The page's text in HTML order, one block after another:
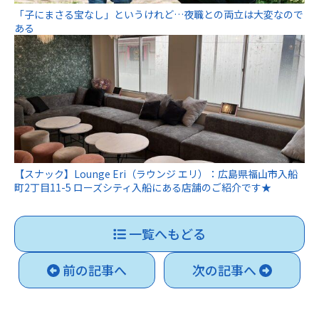
「子にまさる宝なし」というけれど…夜職との両立は大変なので
ある
【スナック】Lounge Eri（ラウンジ エリ）：広島県福山市入船
町2丁目11-5 ローズシティ入船にある店舗のご紹介です★
一覧へもどる
前の記事へ
次の記事へ